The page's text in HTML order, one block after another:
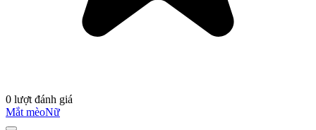
0 lượt đánh giá
Mắt mèoNữ